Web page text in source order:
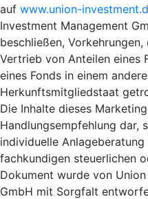
auf www.union-
Investment Management
beschließen,
Vertrieb von Anteilen eines
eines Fonds in einem
Herkunftsmitgliedstaat
Die Inhalte dieses
Handlungsempfehlung dar,
individuelle
fachkundigen steuerlichen
Dokument wurde von
GmbH mit Sorgfalt